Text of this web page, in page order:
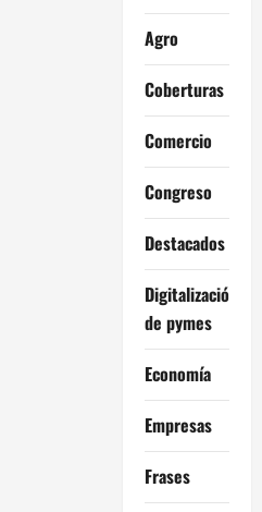
Agro
Coberturas
Comercio
Congreso
Destacados
Digitalización
de pymes
Economía
Empresas
Frases